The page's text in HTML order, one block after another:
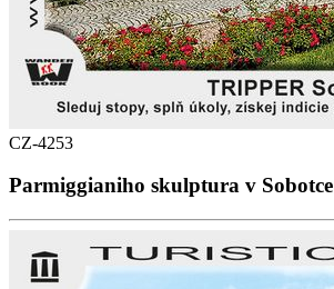
CZ-4253
Parmiggianiho skulptura v Sobotce